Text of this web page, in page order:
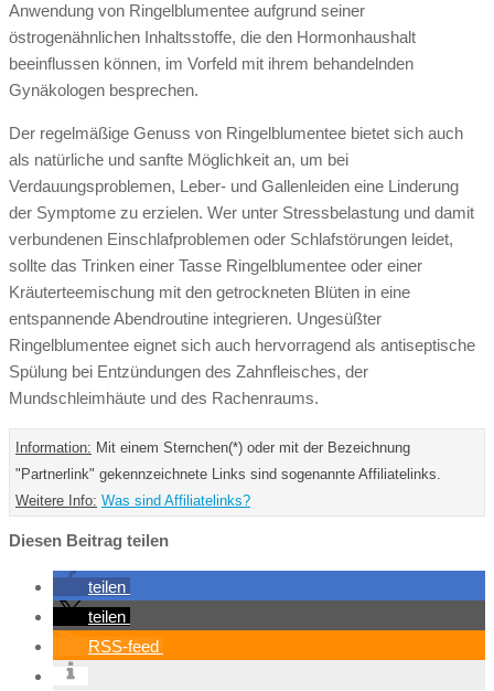
Anwendung von Ringelblumentee aufgrund seiner
östrogenähnlichen Inhaltsstoffe, die den Hormonhaushalt
beeinflussen können, im Vorfeld mit ihrem behandelnden
Gynäkologen besprechen.
Der regelmäßige Genuss von Ringelblumentee bietet sich auch
als natürliche und sanfte Möglichkeit an, um bei
Verdauungsproblemen, Leber- und Gallenleiden eine Linderung
der Symptome zu erzielen. Wer unter Stressbelastung und damit
verbundenen Einschlafproblemen oder Schlafstörungen leidet,
sollte das Trinken einer Tasse Ringelblumentee oder einer
Kräuterteemischung mit den getrockneten Blüten in eine
entspannende Abendroutine integrieren. Ungesüßter
Ringelblumentee eignet sich auch hervorragend als antiseptische
Spülung bei Entzündungen des Zahnfleisches, der
Mundschleimhäute und des Rachenraums.
Information: Mit einem Sternchen(*) oder mit der Bezeichnung
"Partnerlink" gekennzeichnete Links sind sogenannte Affiliatelinks.
Weitere Info: Was sind Affiliatelinks?
Diesen Beitrag teilen
teilen
teilen
RSS-feed